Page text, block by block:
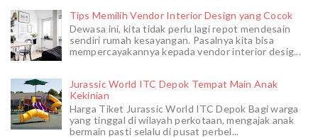
Tips Memilih Vendor Interior Design yang Cocok
Dewasa ini, kita tidak perlu lagi repot mendesain
sendiri rumah kesayangan. Pasalnya kita bisa
mempercayakannya kepada vendor interior desig...
Jurassic World ITC Depok Tempat Main Anak
Kekinian
Harga Tiket Jurassic World ITC Depok Bagi warga
yang tinggal di wilayah perkotaan, mengajak anak
bermain pasti selalu di pusat perbel...